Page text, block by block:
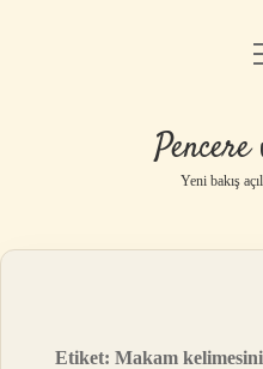
Yeni bakış
Etiket:Makam